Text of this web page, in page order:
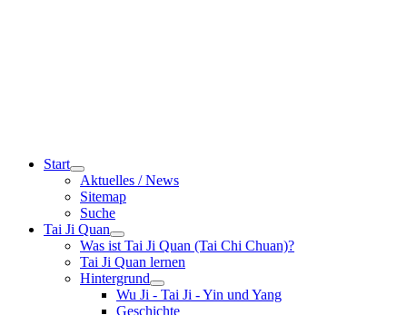
Start
Aktuelles / News
Sitemap
Suche
Tai Ji Quan
Was ist Tai Ji Quan (Tai Chi Chuan)?
Tai Ji Quan lernen
Hintergrund
Wu Ji - Tai Ji - Yin und Yang
Geschichte